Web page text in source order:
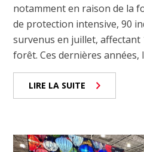
notamment en raison de la
de protection intensive, 90
survenus en juillet, affectant
forêt. Ces dernières années,
LIRE LA SUITE